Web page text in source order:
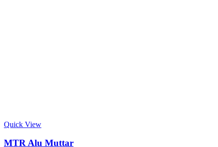
Quick View
MTR Alu Muttar